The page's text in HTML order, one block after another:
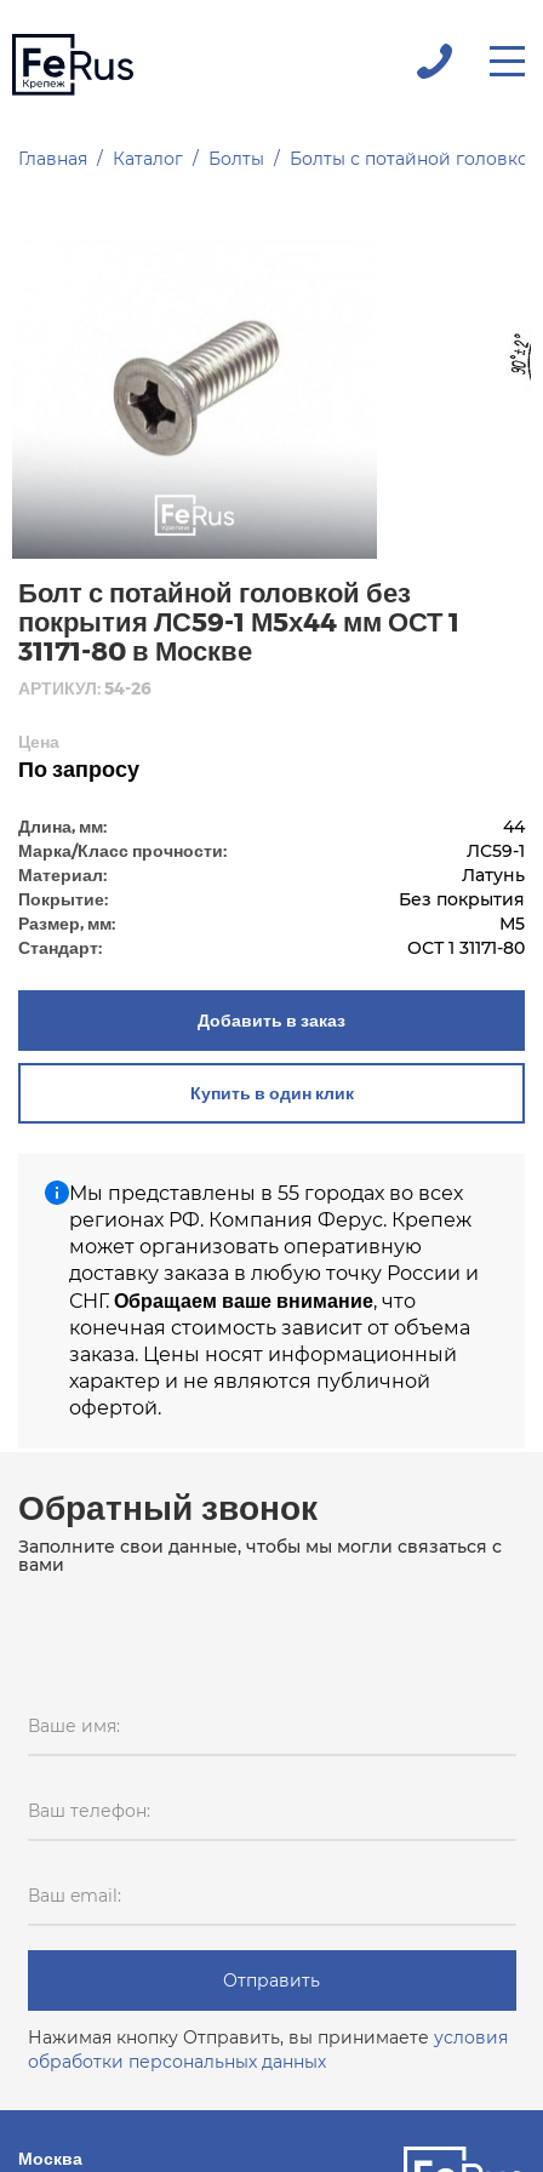
Главная Каталог Болты Болты с потайной головкой
Болт с потайной головкой без
покрытия ЛС59-1 М5х44 мм ОСТ 1
31171-80 в Москве
АРТИКУЛ: 54-26
Цена
По запросу
Длина, мм: 44
Марка/Класс прочности: ЛС59-1
Материал: Латунь
Покрытие: Без покрытия
Размер, мм: М5
Стандарт: ОСТ 1 31171-80
Добавить в заказ
Купить в один клик
Мы представлены в 55 городах во всех
регионах РФ. Компания Ферус. Крепеж
может организовать оперативную
доставку заказа в любую точку России и
СНГ. Обращаем ваше внимание, что
конечная стоимость зависит от объема
заказа. Цены носят информационный
характер и не являются публичной
офертой.
Обратный звонок
Заполните свои данные, чтобы мы могли связаться с
вами
Ваше имя:
Ваш телефон:
Ваш email:
Отправить
Нажимая кнопку Отправить, вы принимаете условия
обработки персональных данных
Москва